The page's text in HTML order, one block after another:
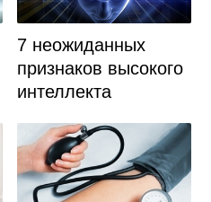
7 неожиданных
признаков высокого
интеллекта